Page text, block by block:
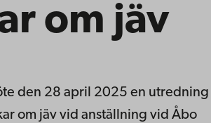
om jäv
den 28 april 2025 en utredning
om jäv vid anställning vid Åbo